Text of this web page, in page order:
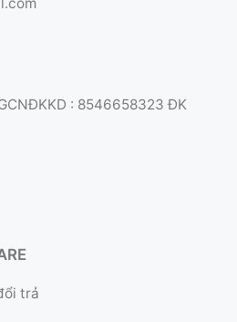
: 8546658323 ĐK
trả